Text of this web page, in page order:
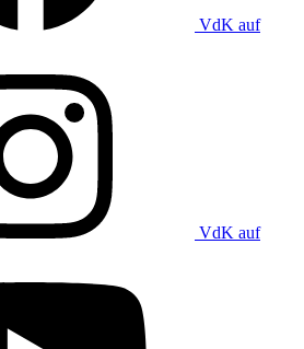
VdK auf
VdK auf